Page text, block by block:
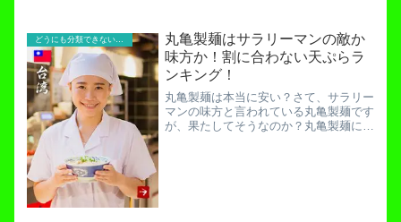
点さえ気にしなければかなりの経費を削
減できますから。中古に抵...
どうにも分類できないお役立ち記事！
丸亀製麺はサラリーマンの敵か
味方か！割に合わない天ぷらラ
ンキング！
丸亀製麺は本当に安い？さて、サラリー
マンの味方と言われている丸亀製麺です
が、果たしてそうなのか？丸亀製麺に年